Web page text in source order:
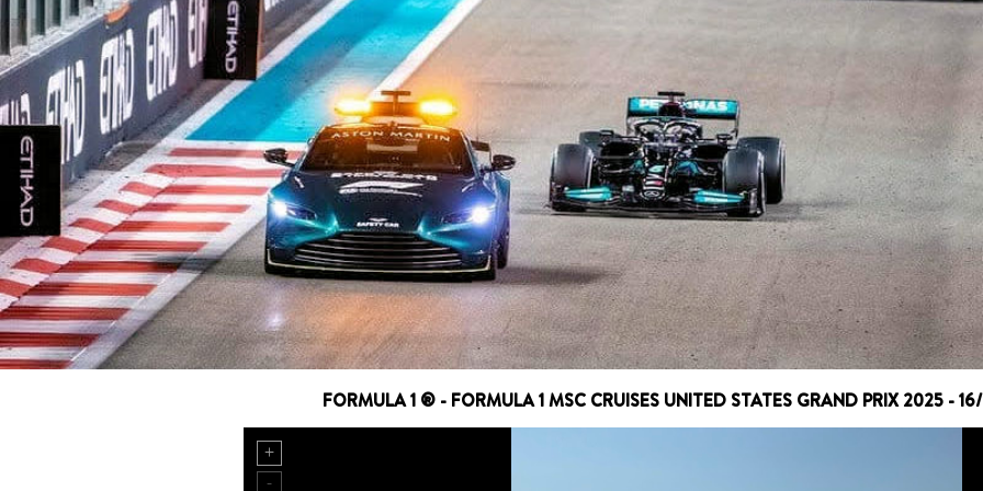
FORMULA 1 ® - FORMULA 1 MSC CRUISES UNITED STATES GRAND PRIX 2025 -